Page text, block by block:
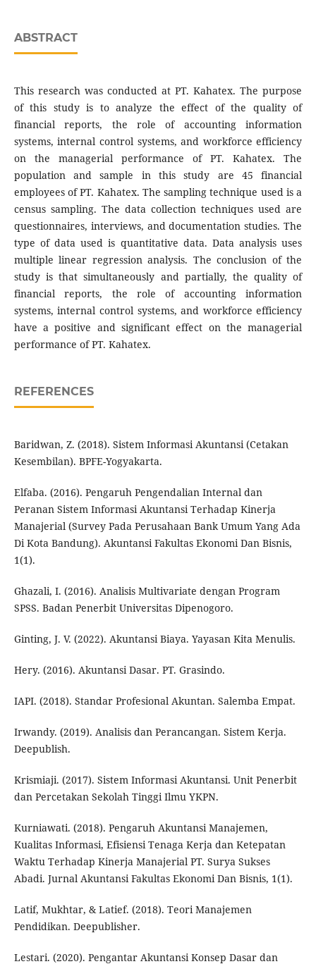
ABSTRACT
This research was conducted at PT. Kahatex. The purpose
of this study is to analyze the effect of the quality of
financial reports, the role of accounting information
systems, internal control systems, and workforce efficiency
on the managerial performance of PT. Kahatex. The
population and sample in this study are 45 financial
employees of PT. Kahatex. The sampling technique used is a
census sampling. The data collection techniques used are
questionnaires, interviews, and documentation studies. The
type of data used is quantitative data. Data analysis uses
multiple linear regression analysis. The conclusion of the
study is that simultaneously and partially, the quality of
financial reports, the role of accounting information
systems, internal control systems, and workforce efficiency
have a positive and significant effect on the managerial
performance of PT. Kahatex.
REFERENCES
Baridwan, Z. (2018). Sistem Informasi Akuntansi (Cetakan
Kesembilan). BPFE-Yogyakarta.
Elfaba. (2016). Pengaruh Pengendalian Internal dan
Peranan Sistem Informasi Akuntansi Terhadap Kinerja
Manajerial (Survey Pada Perusahaan Bank Umum Yang Ada
Di Kota Bandung). Akuntansi Fakultas Ekonomi Dan Bisnis,
1(1).
Ghazali, I. (2016). Analisis Multivariate dengan Program
SPSS. Badan Penerbit Universitas Dipenogoro.
Ginting, J. V. (2022). Akuntansi Biaya. Yayasan Kita Menulis.
Hery. (2016). Akuntansi Dasar. PT. Grasindo.
IAPI. (2018). Standar Profesional Akuntan. Salemba Empat.
Irwandy. (2019). Analisis dan Perancangan. Sistem Kerja.
Deepublish.
Krismiaji. (2017). Sistem Informasi Akuntansi. Unit Penerbit
dan Percetakan Sekolah Tinggi Ilmu YKPN.
Kurniawati. (2018). Pengaruh Akuntansi Manajemen,
Kualitas Informasi, Efisiensi Tenaga Kerja dan Ketepatan
Waktu Terhadap Kinerja Manajerial PT. Surya Sukses
Abadi. Jurnal Akuntansi Fakultas Ekonomi Dan Bisnis, 1(1).
Latif, Mukhtar, & Latief. (2018). Teori Manajemen
Pendidikan. Deepublisher.
Lestari. (2020). Pengantar Akuntansi Konsep Dasar dan